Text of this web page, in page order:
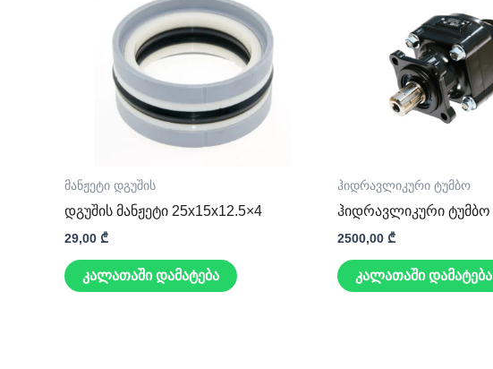
მანჟეტი დგუშის
დგუშის მანჟეტი 25x15x12.5×4
29,00 ₾
კალათაში დამატება
ჰიდრავლიკური ტუმბო
ჰიდრავლიკური ტუმბო
2500,00 ₾
კალათაში დამატება